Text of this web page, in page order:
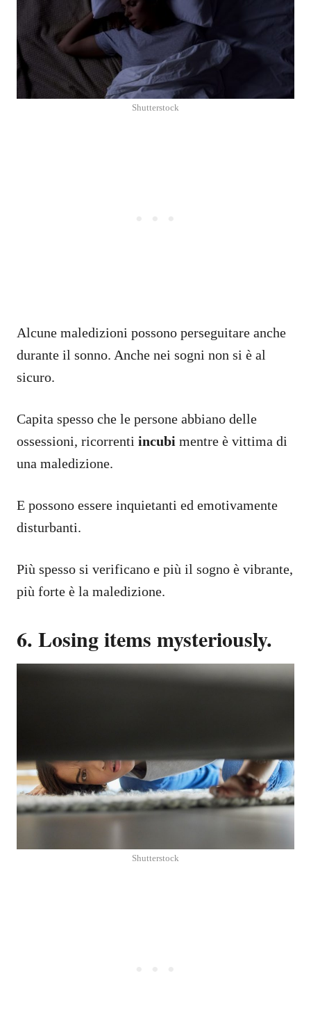
Shutterstock
Alcune maledizioni possono perseguitare anche
durante il sonno. Anche nei sogni non si è al
sicuro.
Capita spesso che le persone abbiano delle
ossessioni, ricorrenti incubi mentre è vittima di
una maledizione.
E possono essere inquietanti ed emotivamente
disturbanti.
Più spesso si verificano e più il sogno è vibrante,
più forte è la maledizione.
6. Losing items mysteriously.
Shutterstock